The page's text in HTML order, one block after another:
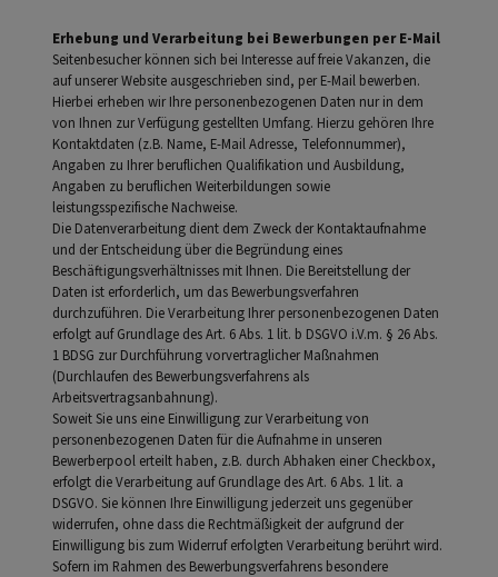
Erhebung und Verarbeitung bei Bewerbungen per E-Mail
Seitenbesucher können sich bei Interesse auf freie Vakanzen, die
auf unserer Website ausgeschrieben sind, per E-Mail bewerben.
Hierbei erheben wir Ihre personenbezogenen Daten nur in dem
von Ihnen zur Verfügung gestellten Umfang. Hierzu gehören Ihre
Kontaktdaten (z.B. Name, E-Mail Adresse, Telefonnummer),
Angaben zu Ihrer beruflichen Qualifikation und Ausbildung,
Angaben zu beruflichen Weiterbildungen sowie
leistungsspezifische Nachweise.
Die Datenverarbeitung dient dem Zweck der Kontaktaufnahme
und der Entscheidung über die Begründung eines
Beschäftigungsverhältnisses mit Ihnen. Die Bereitstellung der
Daten ist erforderlich, um das Bewerbungsverfahren
durchzuführen. Die Verarbeitung Ihrer personenbezogenen Daten
erfolgt auf Grundlage des Art. 6 Abs. 1 lit. b DSGVO i.V.m. § 26 Abs.
1 BDSG zur Durchführung vorvertraglicher Maßnahmen
(Durchlaufen des Bewerbungsverfahrens als
Arbeitsvertragsanbahnung).
Soweit Sie uns eine Einwilligung zur Verarbeitung von
personenbezogenen Daten für die Aufnahme in unseren
Bewerberpool erteilt haben, z.B. durch Abhaken einer Checkbox,
erfolgt die Verarbeitung auf Grundlage des Art. 6 Abs. 1 lit. a
DSGVO. Sie können Ihre Einwilligung jederzeit uns gegenüber
widerrufen, ohne dass die Rechtmäßigkeit der aufgrund der
Einwilligung bis zum Widerruf erfolgten Verarbeitung berührt wird.
Sofern im Rahmen des Bewerbungsverfahrens besondere